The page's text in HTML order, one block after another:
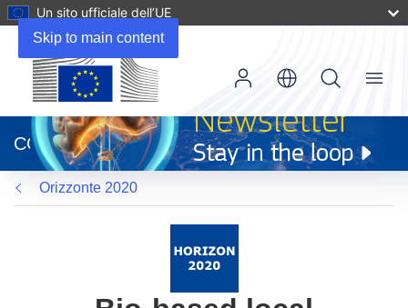
Skip to main content
Un sito ufficiale dell’UE
apre
in
una
nuova
finestra)
CORDIS
Menu
Orizzonte 2020